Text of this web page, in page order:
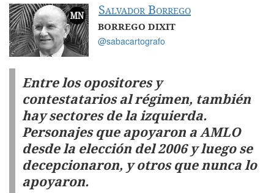
Salvador Borrego
BORREGO DIXIT
@sabacartografo
Entre los opositores y
contestatarios al régimen, también
hay sectores de la izquierda.
Personajes que apoyaron a AMLO
desde la elección del 2006 y luego se
decepcionaron, y otros que nunca lo
apoyaron.